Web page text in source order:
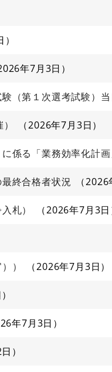
年7月3日
（第１次選考試験）
2026年7月3日
係る「業務効率化計
終合格者状況 2026
札） 2026年7月3日
） 2026年7月3日
年7月3日